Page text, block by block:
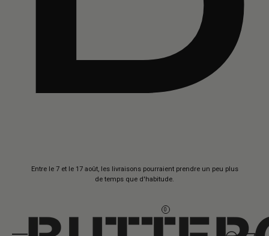
Entre le 7 et le 17 août, les livraisons pourraient prendre un peu plus
de temps que d'habitude.
0